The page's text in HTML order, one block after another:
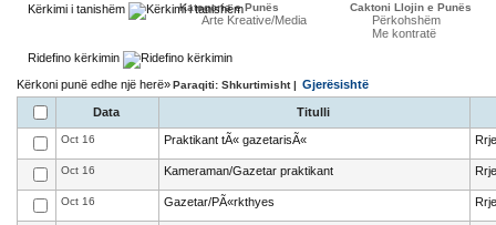
Kërkimi i tanishëm
Kategoria e Punës
Arte Kreative/Media
Caktoni Llojin e Punës
Përkohshëm
Me kontratë
Ridefino kërkimin
Kërkoni punë edhe një herë»Paraqiti: Shkurtimisht | Gjerësishtë
Data Titulli
Oct 16 Praktikant tÃ« gazetarisÃ«
Oct 16 Kameraman/Gazetar praktikant
Oct 16 Gazetar/PÃ«rkthyes